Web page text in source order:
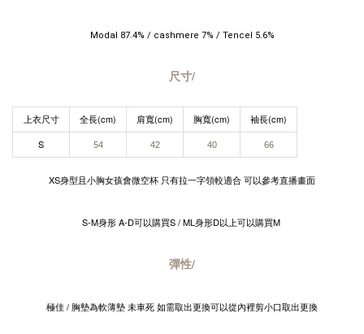
Modal 87.4% / cashmere 7% / Tencel 5.6%
尺寸/
上衣尺寸 全長(cm) 肩寬(cm) 胸寬(cm)
袖長(cm)
S
54​ 42​ 40 66
XS身型且小胸女孩會微空杯 只有拉一字領較適合 可以參考直播畫面
S-M身形 A-D可以購買S / ML身形D以上可以購買M
彈性/
極佳 / 胸墊為軟薄墊 未車死 如需取出更換可以從內裡剪小口取出更換